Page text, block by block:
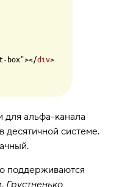
box"></div>
для альфа-канала
в десятичной системе.
поддерживаются
Грустненько